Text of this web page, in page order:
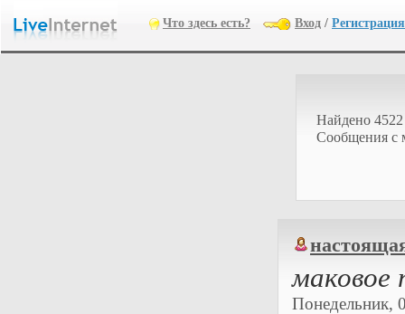
Что здесь есть? Вход / Регистрация
Найдено
Cообщения с
маковое
Понедельник,